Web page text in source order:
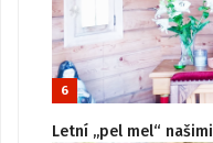
6
Letní „pel mel“